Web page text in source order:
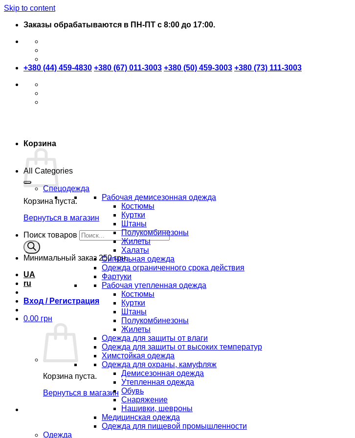
Skip to content
Заказы обрабатываются в ПН-ПТ с 8:00 до 17:00.
+380 (44) 459-4830 +380 (67) 011-3003 +380 (50) 459-3003 +380 (73) 111-3003
Корзина
Корзина пуста.
Вернуться в магазин
Поиск товаров
Минимальный заказ 250 грн.
UA
ru
Вход / Регистрация
0.00 грн
Корзина пуста.
Вернуться в магазин
All Categories
Спецодежда
Рабочая демисезонная одежда
Костюмы
Куртки
Штаны
Полукомбинезоны
Жилеты
Халаты
Сигнальная одежда
Одежда ограниченного срока действия
Фартуки
Рабочая утепленная одежда
Костюмы
Куртки
Штаны
Полукомбинезоны
Жилеты
Одежда для защиты от влаги
Одежда для защиты от высоких температур
Химстойкая одежда
Одежда для охраны, камуфляж
Демисезонная одежда
Утепленная одежда
Обувь
Снаряжение
Нашивки, шевроны
Медицинская одежда
Одежда для пищевой промышленности
Одежда